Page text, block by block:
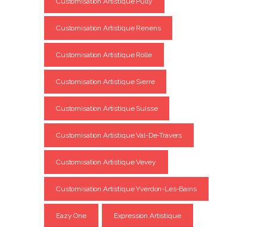
Customisation Artistique Renens
Customisation Artistique Rolle
Customisation Artistique Sierre
Customisation Artistique Suisse
Customisation Artistique Val-De-Travers
Customisation Artistique Vevey
Customisation Artistique Yverdon-Les-Bains
Eazy One Expression Artistique